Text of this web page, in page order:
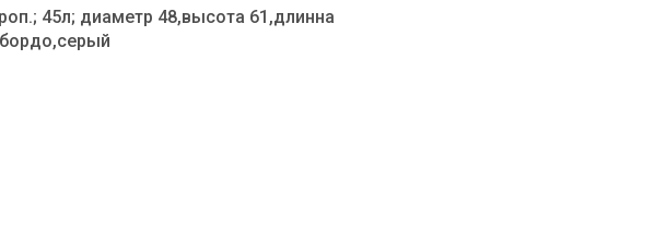
45л; диаметр 48,высота 61,длинна